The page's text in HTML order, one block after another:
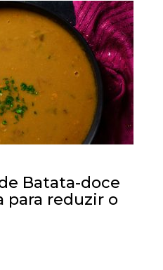
Batata-doce
para reduzir o